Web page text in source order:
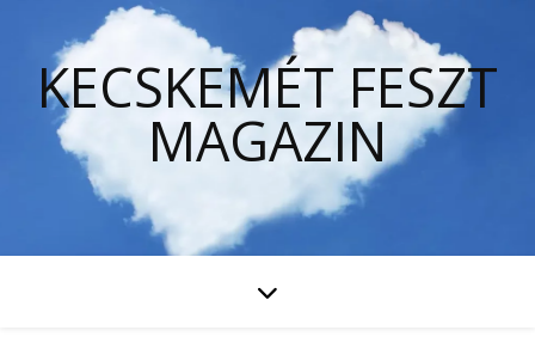
KECSKEMÉT FESZT
MAGAZIN